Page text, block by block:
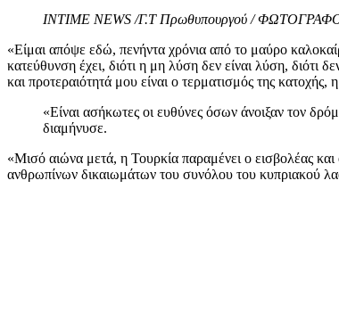
INTIME NEWS /Γ.Τ Πρωθυπουργού /
«Είμαι απόψε εδώ, πενήντα χρόνια από το μαύρο
κατεύθυνση έχει, διότι η μη λύση δεν είναι λύση, διότι
και προτεραιότητά μου είναι ο τερματισμός της
«Είναι ασήκωτες οι ευθύνες όσων άνοιξαν τον
διαμήνυσε.
«Μισό αιώνα μετά, η Τουρκία παραμένει ο εισβολέας
ανθρωπίνων δικαιωμάτων του συνόλου του κυπριακού